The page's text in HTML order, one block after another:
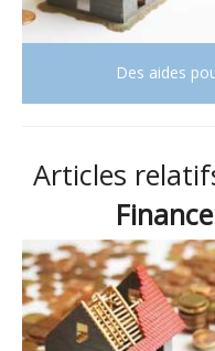
Des aides
Articles